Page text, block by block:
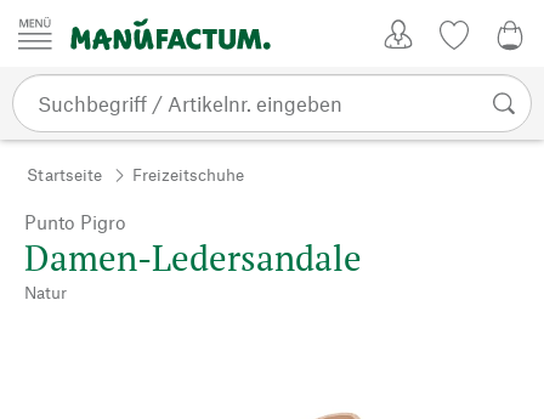
Zum Inhalt springen
Startseite Freizeitschuhe
Punto Pigro
Damen-Ledersandale
Natur